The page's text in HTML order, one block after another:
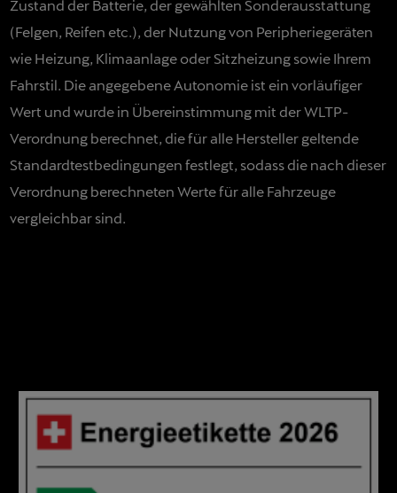
previous
Zustand der Batterie, der gewählten Sonderausstattung
(Felgen, Reifen etc.), der Nutzung von Peripheriegeräten
wie Heizung, Klimaanlage oder Sitzheizung sowie Ihrem
Fahrstil. Die angegebene Autonomie ist ein vorläufiger
Wert und wurde in Übereinstimmung mit der WLTP-
Verordnung berechnet, die für alle Hersteller geltende
Standardtestbedingungen festlegt, sodass die nach dieser
Verordnung berechneten Werte für alle Fahrzeuge
vergleichbar sind.